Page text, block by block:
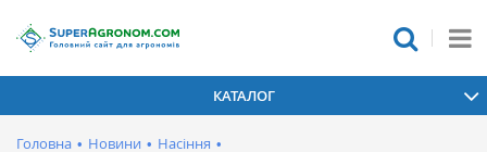
КАТАЛОГ
Головна • Новини • Насіння •